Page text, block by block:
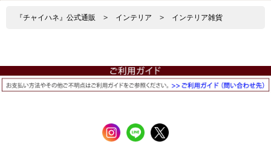
『チャイハネ』公式通販 > インテリア > インテリア雑貨